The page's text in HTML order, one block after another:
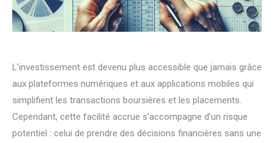
L’investissement est devenu plus accessible que jamais grâce
aux plateformes numériques et aux applications mobiles qui
simplifient les transactions boursières et les placements.
Cependant, cette facilité accrue s’accompagne d’un risque
potentiel : celui de prendre des décisions financières sans une